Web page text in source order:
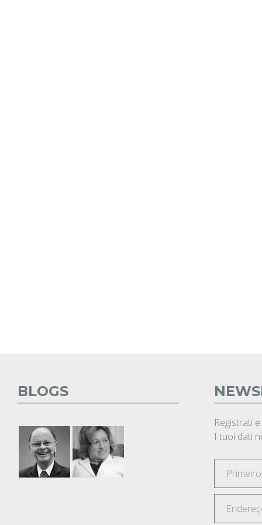
BLOGS
Registrati
I tuoi dati